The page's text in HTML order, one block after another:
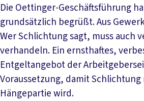
Die Oettinger-Geschäftsführung
grundsätzlich begrüßt. Aus
Wer Schlichtung sagt, muss auch
verhandeln. Ein ernsthaftes,
Entgeltangebot der
Voraussetzung, damit
Hängepartie wird.